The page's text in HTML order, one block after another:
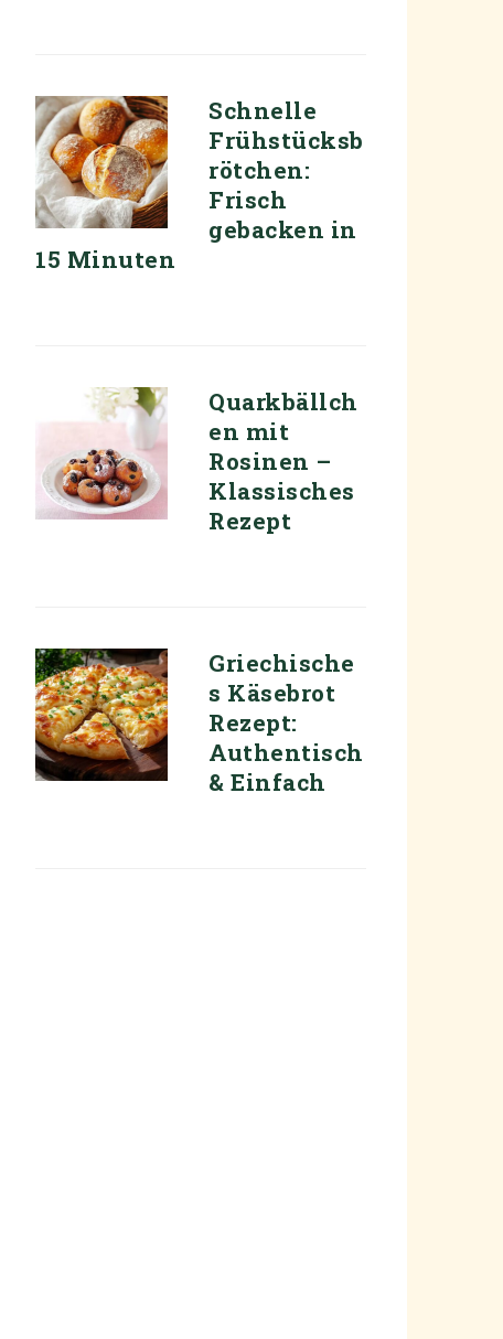
Schnelle
Frühstücksb
rötchen:
Frisch
gebacken in
15 Minuten
Quarkbällch
en mit
Rosinen –
Klassisches
Rezept
Griechische
s Käsebrot
Rezept:
Authentisch
& Einfach